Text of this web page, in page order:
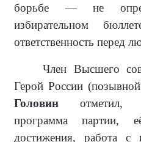
борьбе — не
избирательном
ответственность перед
Член Высшего
Герой России
Головин отметил,
программа партии,
достижения, работа с